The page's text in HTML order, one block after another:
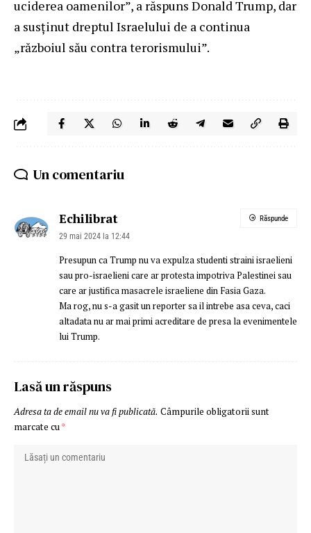
uciderea oamenilor”, a răspuns Donald Trump, dar
a susținut dreptul Israelului de a continua
„războiul său contra terorismului”.
Un comentariu
Echilibrat
29 mai 2024 la 12:44
Presupun ca Trump nu va expulza studenti straini israelieni
sau pro-israelieni care ar protesta impotriva Palestinei sau
care ar justifica masacrele israeliene din Fasia Gaza.
Ma rog, nu s-a gasit un reporter sa il intrebe asa ceva, caci
altadata nu ar mai primi acreditare de presa la evenimentele
lui Trump.
Răspunde
Lasă un răspuns
Adresa ta de email nu va fi publicată. Câmpurile obligatorii sunt
marcate cu*